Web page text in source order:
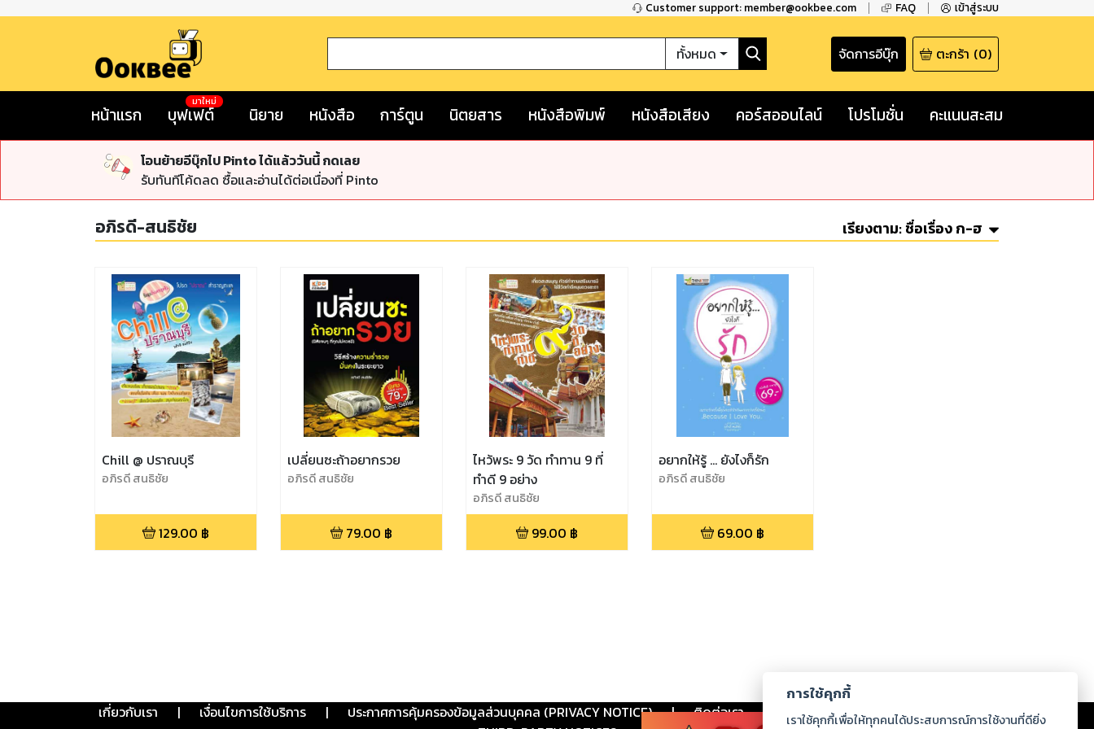
Customer support: member@ookbee.com FAQ เข้าสู่ระบบ
ทั้งหมด จัดการอีบุ๊ก ตะกร้า (0)
หน้าแรก บุฟเฟต์
มาใหม่
นิยาย หนังสือ การ์ตูน นิตยสาร หนังสือพิมพ์ หนังสือเสียง คอร์สออนไลน์ โปรโมชั่น คะแนนสะสม
โอนย้ายอีบุ๊กไป Pinto ได้แล้ววันนี้ กดเลย
รับทันทีโค้ดลด ซื้อและอ่านได้ต่อเนื่องที่ Pinto
อภิรดี-สนธิชัย เรียงตาม:ชื่อเรื่อง ก-ฮ
Chill @ ปราณบุรี
อภิรดี สนธิชัย
129.00 ฿
เปลี่ยนซะถ้าอยากรวย
อภิรดี สนธิชัย
79.00 ฿
ไหว้พระ 9 วัด ทำทาน 9 ที่
ทำดี 9 อย่าง
อภิรดี สนธิชัย
99.00 ฿
อยากให้รู้ ... ยังไงก็รัก
อภิรดี สนธิชัย
69.00 ฿
เกี่ยวกับเรา | เงื่อนไขการใช้บริการ | ประกาศการคุ้มครองข้อมูลส่วนบุคคล (PRIVACY NOTICE) | ติดต่อเรา ร่วมงานกับเรา ดาวน์โหลด
การใช้คุกกี้
เราใช้คุกกี้เพื่อให้ทุกคนได้ประสบการณ์การใช้งานที่ดียิ่ง